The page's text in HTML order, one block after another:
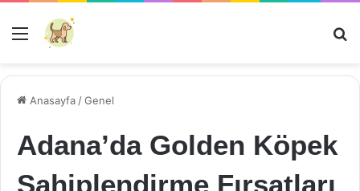
Menü
Anasayfa /Genel
Adana’da Golden Köpek
Sahiplendirme Fırsatları